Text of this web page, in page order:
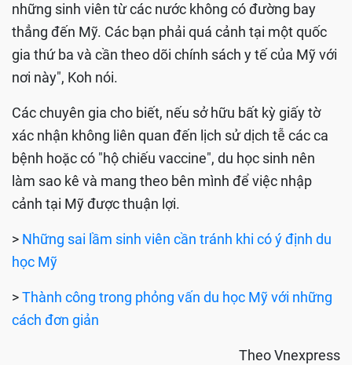
những sinh viên từ các nước không có đường bay
thẳng đến Mỹ. Các bạn phải quá cảnh tại một quốc
gia thứ ba và cần theo dõi chính sách y tế của Mỹ với
nơi này", Koh nói.
Các chuyên gia cho biết, nếu sở hữu bất kỳ giấy tờ
xác nhận không liên quan đến lịch sử dịch tễ các ca
bệnh hoặc có "hộ chiếu vaccine", du học sinh nên
làm sao kê và mang theo bên mình để việc nhập
cảnh tại Mỹ được thuận lợi.
> Những sai lầm sinh viên cần tránh khi có ý định du
học Mỹ
>Thành công trong phỏng vấn du học Mỹ với những
cách đơn giản
Theo Vnexpress